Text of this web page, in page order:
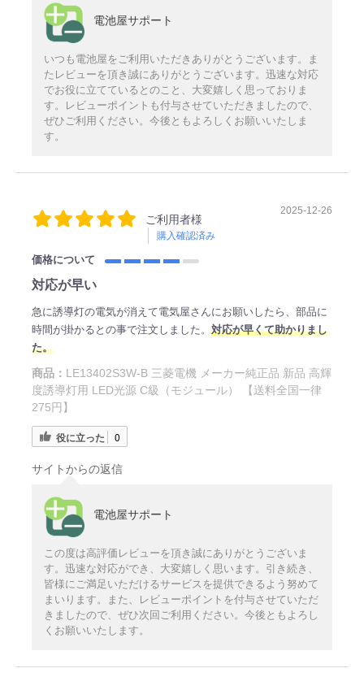
電池屋サポート
いつも電池屋をご利用いただきありがとうございます。ま
たレビューを頂き誠にありがとうございます。迅速な対応
でお役に立てているとのこと、大変嬉しく思っておりま
す。レビューポイントも付与させていただきましたので、
ぜひご利用ください。今後ともよろしくお願いいたしま
す。
ご利用者様
購入確認済み
2025-12-26
価格について
対応が早い
急に誘導灯の電気が消えて電気屋さんにお願いしたら、部品に
時間が掛かるとの事で注文しました。 対応が早くて助かりまし
た。
商品： LE13402S3W-B 三菱電機 メーカー純正品 新品 高輝
度誘導灯用 LED光源 C級（モジュール） 【送料全国一律
275円】
役に立った 0
サイトからの返信
電池屋サポート
この度は高評価レビューを頂き誠にありがとうございま
す。迅速な対応ができ、大変嬉しく思います。引き続き、
皆様にご満足いただけるサービスを提供できるよう努めて
まいります。また、レビューポイントを付与させていただ
きましたので、ぜひ次回ご利用ください。今後ともよろし
くお願いいたします。